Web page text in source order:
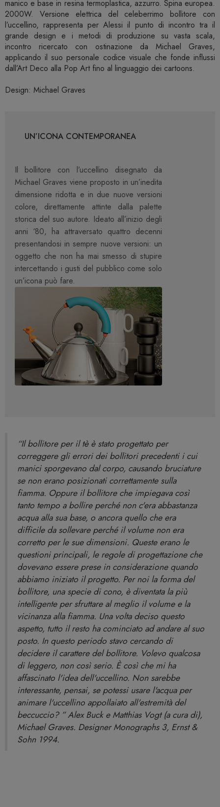
manico e base in resina termoplastica, azzurro. Spina europea.
2000W. Versione elettrica del celeberrimo bollitore con
l’uccellino, rappresenta per Alessi il punto di incontro tra il
grande design e i metodi di produzione su vasta scala,
incontro ricercato con ostinazione da Michael Graves,
applicando il suo personale codice visuale che fonde influssi
dall’Art Deco alla Pop Art fino al linguaggio dei cartoons.
Design: Michael Graves
UN’ICONA CONTEMPORANEA
Il bollitore con l’uccellino disegnato da
Michael Graves viene proposto in un’inedita
dimensione ridotta e in due nuove versioni
colore, direttamente attinte dalla palette
storica del suo autore. Ideato all’inizio degli
anni ‘80, ha attraversato quattro decenni
presentandosi in sempre nuove versioni: un
oggetto che non ha mai smesso di stupire
intercettando i gusti del pubblico come solo
un’icona può fare.
“Il bollitore per il tè è stato progettato per
correggere gli errori dei bollitori precedenti i cui
manici sporgevano dal corpo, causando bruciature
se non erano posizionati correttamente sulla
fiamma. Oppure il bollitore che impiegava così
tanto tempo a bollire perché non c'era abbastanza
acqua alla sua base, o ancora quello che era
difficile da sollevare perché il volume non era
corretto per le sue dimensioni. Queste erano le
questioni principali, le regole di progettazione che
dovevano essere prese in considerazione quando
abbiamo iniziato il progetto. Per noi la forma del
bollitore, una specie di cono, è diventata la più
intelligente per sfruttare al meglio il volume e la
vicinanza alla fiamma. Una volta deciso questo
aspetto, tutto il resto ha cominciato ad andare al suo
posto. In questo periodo stavo cercando di
decidere il carattere del bollitore. Volevo qualcosa
di leggero, non così serio. È così che mi ha
affascinato l'idea dell'uccellino. Non sarebbe
interessante, pensai, se potessi usare l'acqua per
animare l'uccellino appollaiato all'estremità del
beccuccio? ” Alex Buck e Matthias Vogt (a cura di),
Michael Graves. Designer Monographs 3, Ernst &
Sohn 1994.